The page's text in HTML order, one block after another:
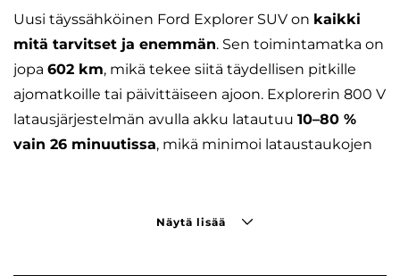
Uusi täyssähköinen Ford Explorer SUV on kaikki
mitä tarvitset ja enemmän. Sen toimintamatka on
jopa 602 km, mikä tekee siitä täydellisen pitkille
ajomatkoille tai päivittäiseen ajoon. Explorerin 800 V
latausjärjestelmän avulla akku latautuu 10–80 %
vain 26 minuutissa, mikä minimoi lataustaukojen
Näytä lisää